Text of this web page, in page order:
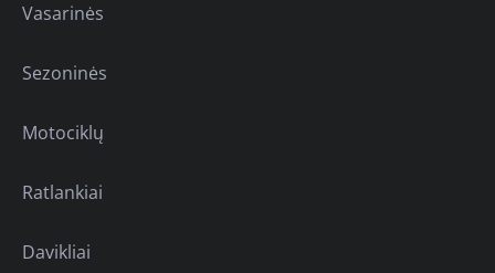
Vasarinės
Sezoninės
Motociklų
Ratlankiai
Davikliai